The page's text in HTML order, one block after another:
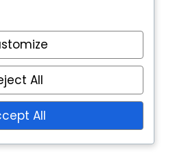
and website in this
time I comment.
All
All